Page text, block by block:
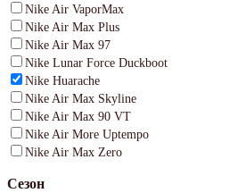
Nike Air VaporMax
Nike Air Max Plus
Nike Air Max 97
Nike Lunar Force Duckboot
Nike Huarache
Nike Air Max Skyline
Nike Air Max 90 VT
Nike Air More Uptempo
Nike Air Max Zero
Сезон